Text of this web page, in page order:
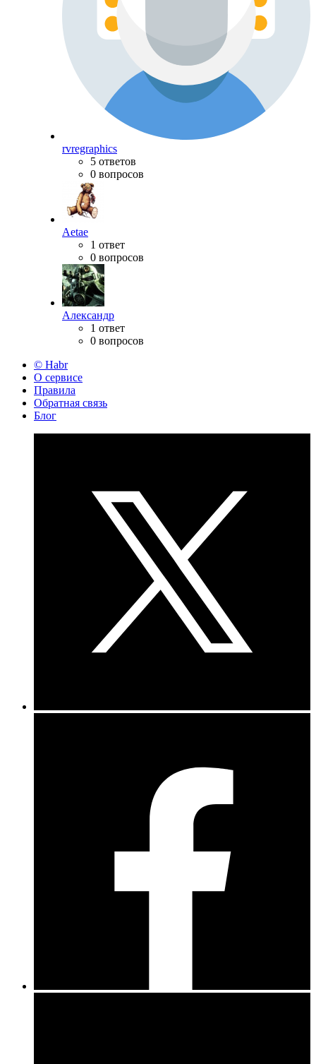
rvregraphics
5 ответов
0 вопросов
Aetae
1 ответ
0 вопросов
Александр
1 ответ
0 вопросов
© Habr
О сервисе
Правила
Обратная связь
Блог